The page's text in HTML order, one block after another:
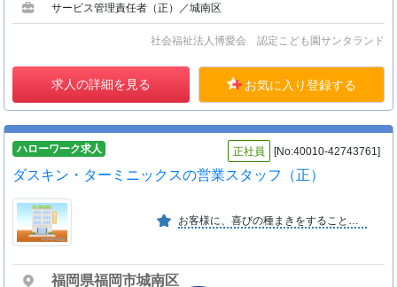
サービス管理責任者（正）／城南区
社会福祉法人博愛会 認定こども園サンタランド
求人の詳細を見る お気に入り登録する
ハローワーク求人 正社員 [No:40010-42743761]
ダスキン・ターミニックスの営業スタッフ（正）
お客様に、喜びの種まきをすることを経営理念とし、勤めております。
福岡県福岡市城南区